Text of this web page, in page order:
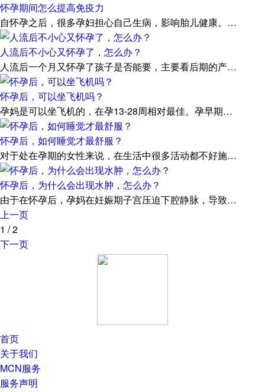
怀孕期间怎么提高免疫力
自怀孕之后，很多孕妇担心自己生病，影响胎儿健康。…
人流后不小心又怀孕了，怎么办？
人流后一个月又怀孕了孩子是否能要，主要看后期的产…
怀孕后，可以坐飞机吗？
孕妈是可以坐飞机的，在孕13-28周相对最佳。孕早期…
怀孕后，如何睡觉才最舒服？
对于处在孕期的女性来说，在生活中很多活动都不好施…
怀孕后，为什么会出现水肿，怎么办？
由于在怀孕后，孕妈在妊娠期子宫压迫下腔静脉，导致…
上一页
1 /2
下一页
首页
关于我们
MCN服务
服务声明